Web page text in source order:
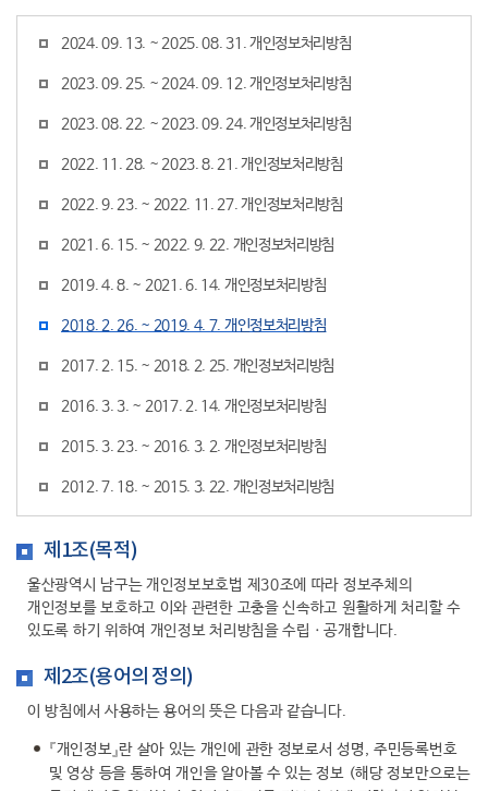
행복복지
2024. 09. 13. ~ 2025. 08. 31. 개인정보처리방침
2023. 09. 25. ~ 2024. 09. 12. 개인정보처리방침
2023. 08. 22. ~ 2023. 09. 24. 개인정보처리방침
2022. 11. 28. ~ 2023. 8. 21. 개인정보처리방침
2022. 9. 23. ~ 2022. 11. 27. 개인정보처리방침
2021. 6. 15. ~ 2022. 9. 22. 개인정보처리방침
2019. 4. 8. ~ 2021. 6. 14. 개인정보처리방침
2018. 2. 26. ~ 2019. 4. 7. 개인정보처리방침
2017. 2. 15. ~ 2018. 2. 25. 개인정보처리방침
2016. 3. 3. ~ 2017. 2. 14. 개인정보처리방침
2015. 3. 23. ~ 2016. 3. 2. 개인정보처리방침
2012. 7. 18. ~ 2015. 3. 22. 개인정보처리방침
제1조(목적)
울산광역시 남구는 개인정보보호법 제30조에 따라 정보주체의
개인정보를 보호하고 이와 관련한 고충을 신속하고 원활하게 처리할 수
있도록 하기 위하여 개인정보 처리방침을 수립ㆍ공개합니다.
제2조(용어의 정의)
이 방침에서 사용하는 용어의 뜻은 다음과 같습니다.
『개인정보』란 살아 있는 개인에 관한 정보로서 성명, 주민등록번호
및 영상 등을 통하여 개인을 알아볼 수 있는 정보 (해당 정보만으로는